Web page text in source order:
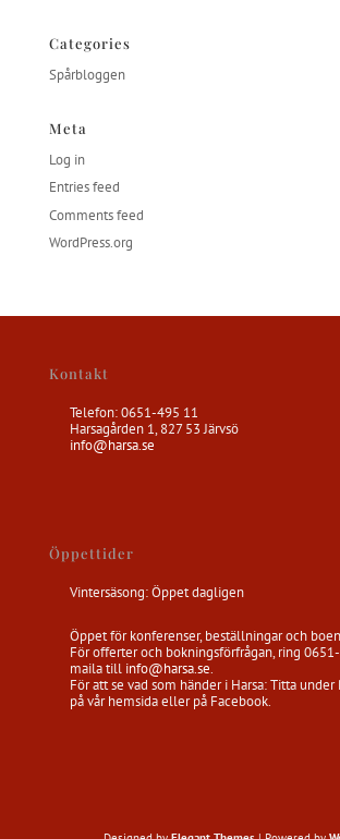
Categories
Spårbloggen
Meta
Log in
Entries feed
Comments feed
WordPress.org
Kontakt
Telefon: 0651-495 11
Harsagården 1, 827 53 Järvsö
info@harsa.se
Öppettider
Vintersäsong: Öppet dagligen
Öppet för konferenser, beställningar och
För offerter och bokningsförfrågan, ring
maila till info@harsa.se.
För att se vad som händer i Harsa: Titta under
på vår hemsida eller på Facebook.